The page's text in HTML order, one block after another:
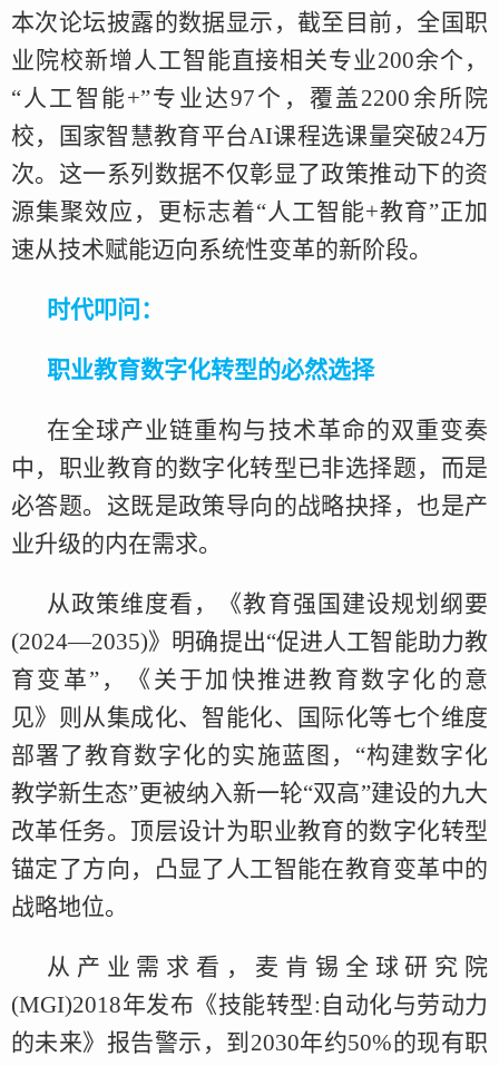
本次论坛披露的数据显示，截至目前，全国职
业院校新增人工智能直接相关专业200余个，
“人工智能+”专业达97个，覆盖2200余所院
校，国家智慧教育平台AI课程选课量突破24万
次。这一系列数据不仅彰显了政策推动下的资
源集聚效应，更标志着“人工智能+教育”正加
速从技术赋能迈向系统性变革的新阶段。
时代叩问：
职业教育数字化转型的必然选择
在全球产业链重构与技术革命的双重变奏
中，职业教育的数字化转型已非选择题，而是
必答题。这既是政策导向的战略抉择，也是产
业升级的内在需求。
从政策维度看，《教育强国建设规划纲要
(2024—2035)》明确提出“促进人工智能助力教
育变革”，《关于加快推进教育数字化的意
见》则从集成化、智能化、国际化等七个维度
部署了教育数字化的实施蓝图，“构建数字化
教学新生态”更被纳入新一轮“双高”建设的九大
改革任务。顶层设计为职业教育的数字化转型
锚定了方向，凸显了人工智能在教育变革中的
战略地位。
从产业需求看，麦肯锡全球研究院
(MGI)2018年发布《技能转型:自动化与劳动力
的未来》报告警示，到2030年约50%的现有职